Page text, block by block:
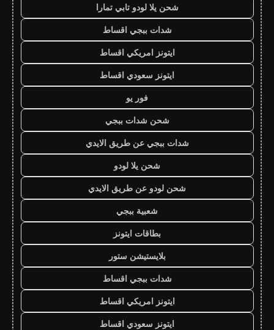
شحن يلا لودو تابي تمارا
شدات ببجي اقساط
ايتونز امريكي اقساط
ايتونز سعودي اقساط
فور يو
شحن شدات ببجي
شدات ببجي عن طريق الايدي
شحن يلا لودو
شحن لودو عن طريق الايدي
شعبية ببجي
بطاقات ايتونز
بلايستيشن ستور
شدات ببجي اقساط
ايتونز امريكي اقساط
ايتونز سعودي اقساط